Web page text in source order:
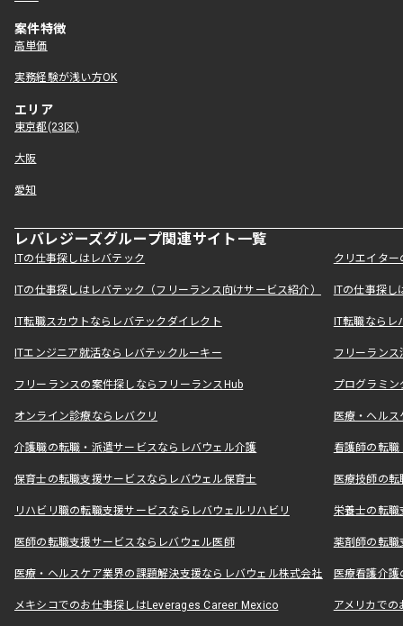
案件特徴
高単価
実務経験が浅い方OK
エリア
東京都(23区)
大阪
愛知
レバレジーズグループ関連サイト一覧
ITの仕事探しはレバテック クリエイタ
ITの仕事探しはレバテック（フリーランス向けサービス紹介） ITの仕事探
IT転職スカウトならレバテックダイレクト IT転職なら
ITエンジニア就活ならレバテックルーキー フリーラン
フリーランスの案件探しならフリーランスHub プログラミ
オンライン診療ならレバクリ 医療・ヘル
介護職の転職・派遣サービスならレバウェル介護 看護師の転
保育士の転職支援サービスならレバウェル保育士 医療技師の
リハビリ職の転職支援サービスならレバウェルリハビリ 栄養士の転
医師の転職支援サービスならレバウェル医師 薬剤師の転
医療・ヘルスケア業界の課題解決支援ならレバウェル株式会社 医療看護介
メキシコでのお仕事探しはLeverages Career Mexico アメリカで